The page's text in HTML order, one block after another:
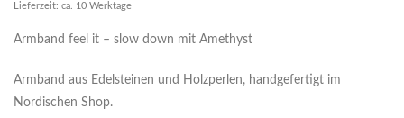
Lieferzeit: ca. 10 Werktage
Armband feel it – slow down mit Amethyst
Armband aus Edelsteinen und Holzperlen, handgefertigt im
Nordischen Shop.